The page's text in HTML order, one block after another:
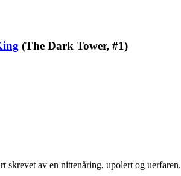
(The Dark Tower, #1)
skrevet av en nittenåring, upolert og uerfaren.